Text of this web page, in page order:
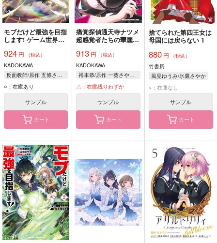
モブだけど最強を目指
します! ゲーム世界に
さを追い求める 3
924 円 （税込）
KADOKAWA
反面教師/原作 五條さやか/作画 大熊猫介/キャラクター原案
○：在庫あり
サンプル
カート
痛覚探偵通天寺ナツメ
超感覚者たちの華麗な
913 円 （税込）
KADOKAWA
裕本恭/原作 一葵さやか/作画
△：在庫残りわずか
サンプル
カート
捨てられた第四王女は
母国には戻らない 1
880円 （税込）
竹書房
風見ゆうみ/氷鷹さやか
×：在庫なし
サンプル
カート